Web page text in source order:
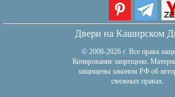
Двери на Каширском
© 2008-2026 г. Все права
Копирование запрещено.
защищены законом РФ об
смежных правах.